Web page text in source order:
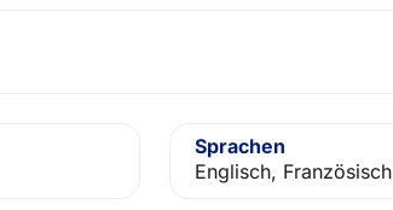
Sprachen
Englisch, Französisch